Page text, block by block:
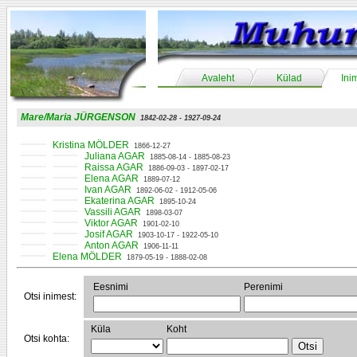
Avaleht Külad
Mare/Maria JÜRGENSON 1842-02-28 - 1927-09-24
Kristina MÖLDER 1866-12-27
Juliana AGAR 1885-08-14 - 1885-08-23
Raissa AGAR 1886-09-03 - 1897-02-17
Elena AGAR 1889-07-12
Ivan AGAR 1892-06-02 - 1912-05-06
Ekaterina AGAR 1895-10-24
Vassili AGAR 1898-03-07
Viktor AGAR 1901-02-10
Josif AGAR 1903-10-17 - 1922-05-10
Anton AGAR 1906-11-11
Elena MÖLDER 1879-05-19 - 1888-02-08
Otsi inimest:
Eesnimi Perenimi
Otsi kohta:
Küla Koht